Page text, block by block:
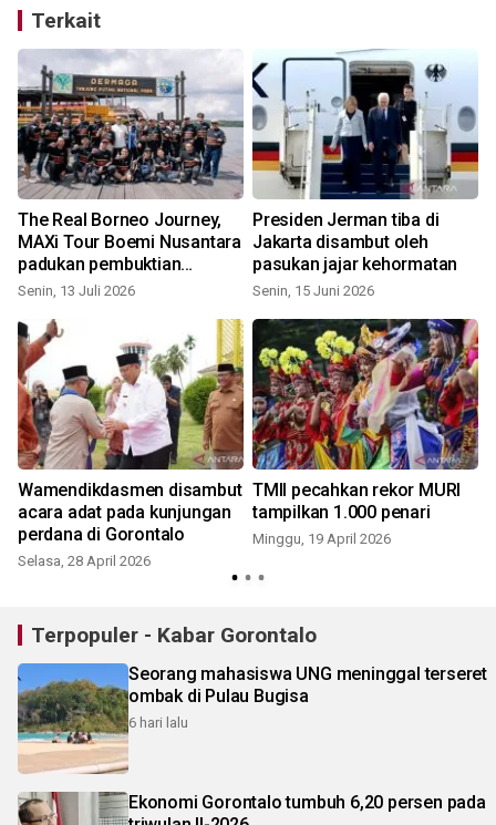
Terkait
The Real Borneo Journey,
MAXi Tour Boemi Nusantara
padukan pembuktian
performa MAXimal hingga
Senin, 13 Juli 2026
Presiden Jerman tiba di
Jakarta disambut oleh
pasukan jajar kehormatan
Senin, 15 Juni 2026
Wamendikdasmen disambut
acara adat pada kunjungan
perdana di Gorontalo
Selasa, 28 April 2026
TMII pecahkan rekor MURI
tampilkan 1.000 penari
Minggu, 19 April 2026
Terpopuler - Kabar Gorontalo
Seorang mahasiswa UNG meninggal terseret
ombak di Pulau Bugisa
6 hari lalu
Ekonomi Gorontalo tumbuh 6,20 persen pada